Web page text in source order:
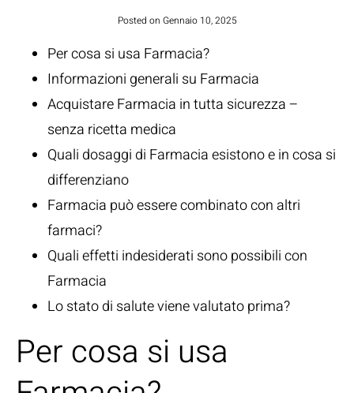
Posted on Gennaio 10, 2025
Per cosa si usa Farmacia?
Informazioni generali su Farmacia
Acquistare Farmacia in tutta sicurezza –
senza ricetta medica
Quali dosaggi di Farmacia esistono e in cosa si
differenziano
Farmacia può essere combinato con altri
farmaci?
Quali effetti indesiderati sono possibili con
Farmacia
Lo stato di salute viene valutato prima?
Per cosa si usa